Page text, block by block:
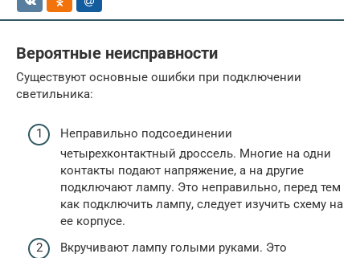
Вероятные неисправности
Существуют основные ошибки при подключении
светильника:
Неправильно подсоединении
четырехконтактный дроссель. Многие на одни
контакты подают напряжение, а на другие
подключают лампу. Это неправильно, перед тем
как подключить лампу, следует изучить схему на
ее корпусе.
Вкручивают лампу голыми руками. Это